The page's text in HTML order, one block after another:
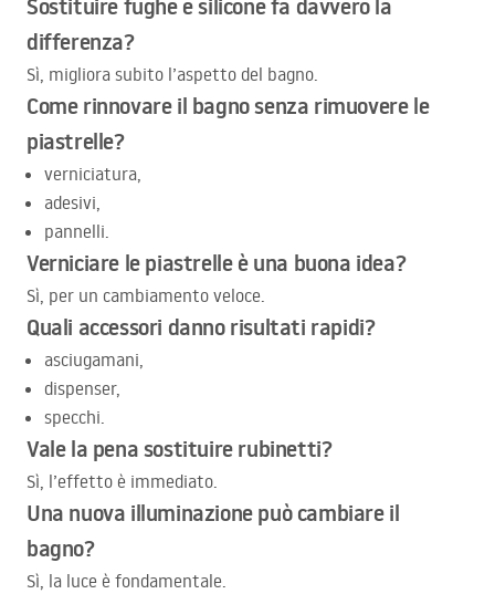
Sostituire fughe e silicone fa davvero la
differenza?
Sì, migliora subito l’aspetto del bagno.
Come rinnovare il bagno senza rimuovere le
piastrelle?
verniciatura,
adesivi,
pannelli.
Verniciare le piastrelle è una buona idea?
Sì, per un cambiamento veloce.
Quali accessori danno risultati rapidi?
asciugamani,
dispenser,
specchi.
Vale la pena sostituire rubinetti?
Sì, l’effetto è immediato.
Una nuova illuminazione può cambiare il
bagno?
Sì, la luce è fondamentale.